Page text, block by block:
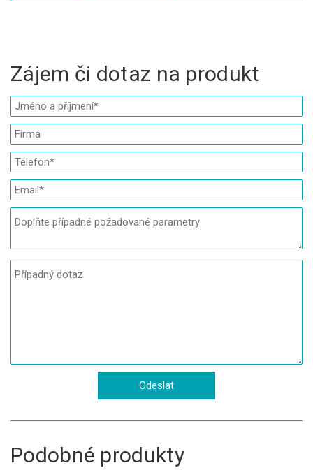
Zájem či dotaz na produkt
Podobné produkty